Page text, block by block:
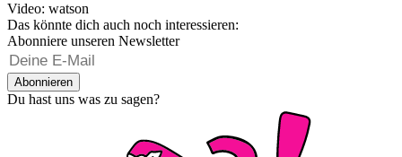
Video: watson
Das könnte dich auch noch interessieren:
Abonniere unseren Newsletter
Abonnieren
Du hast uns was zu sagen?